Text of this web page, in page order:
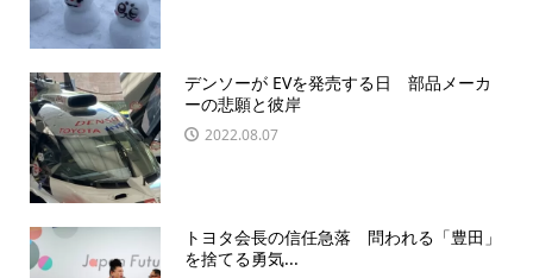
デンソーが EVを発売する日 部品メーカ
ーの悲願と彼岸
2022.08.07
トヨタ会長の信任急落 問われる「豊田」
を捨てる勇気...